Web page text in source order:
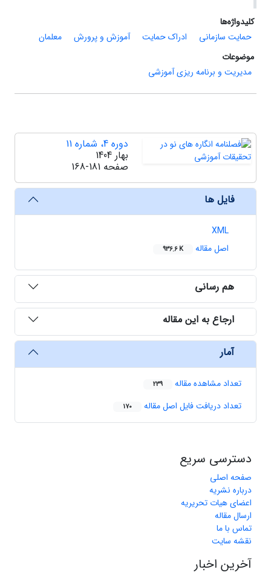
کلیدواژه‌ها
حمایت سازمانی
ادراک حمایت آموزش و پرورش
معلمان
موضوعات
مدیریت و برنامه ریزی آموزشی
دوره 4، شماره 11
بهار 1404
صفحه 168-181
فایل ها
XML
اصل مقاله
936.6 K
هم رسانی
ارجاع به این مقاله
آمار
تعداد مشاهده مقاله 239
تعداد دریافت فایل اصل مقاله 170
دسترسی سریع
صفحه اصلی
درباره نشریه
اعضای هیات تحریریه
ارسال مقاله
تماس با ما
نقشه سایت
آخرین اخبار